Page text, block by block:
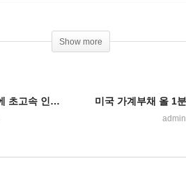
Show more
바이든 4800만 가구에 초고속 인터넷 월 30달러 이하에 제공
admin